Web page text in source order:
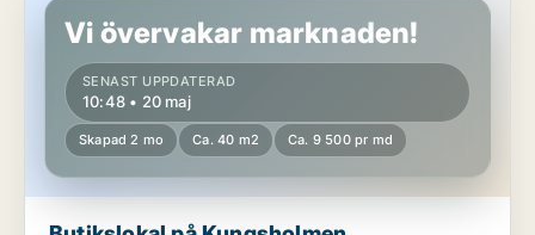
Vi övervakar marknaden!
SENAST UPPDATERAD
10:48 • 20 maj
Skapad 2 mo Ca. 40 m2 Ca. 9 500 pr md